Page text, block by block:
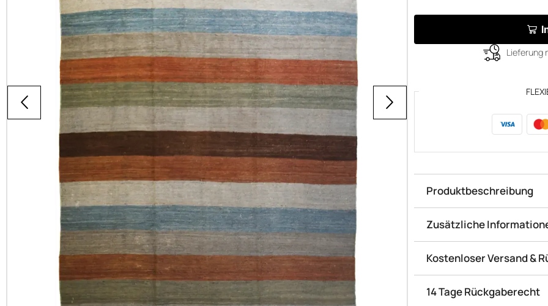
Lieferung
Produktbeschreibung
Zusätzliche
Kostenloser Versand &
14 Tage Rückgaberecht